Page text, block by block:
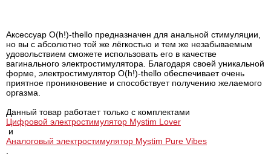
Аксессуар O(h!)-thello предназначен для анальной стимуляции,
но вы с абсолютно той же лёгкостью и тем же незабываемым
удовольствием сможете использовать его в качестве
вагинального электростимулятора. Благодаря своей уникальной
форме, электростимулятор O(h!)-thello обеспечивает очень
приятное проникновение и способствует получению желаемого
оргазма.
Данный товар работает только с комплектами
Цифровой электростимулятор Mystim Lover
и
Аналоговый электростимулятор Mystim Pure Vibes